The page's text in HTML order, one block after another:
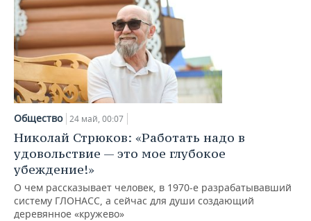
Общество 24 май, 00:07
Николай Стрюков: «Работать надо в
удовольствие — это мое глубокое
убеждение!»
О чем рассказывает человек, в 1970-е разрабатывавший
систему ГЛОНАСС, а сейчас для души создающий
деревянное «кружево»